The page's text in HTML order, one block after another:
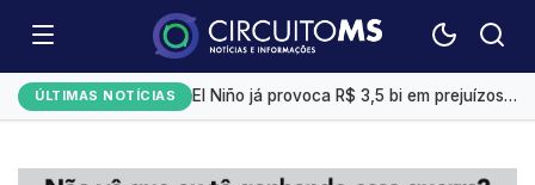
ÚLTIMAS NOTÍCIAS
Emplacamentos de veículos cresceram 10% em julho
El Niño já provoca R$ 3,5 bi em prejuízos e afeta mais 200 cidades brasileiras, diz CNM